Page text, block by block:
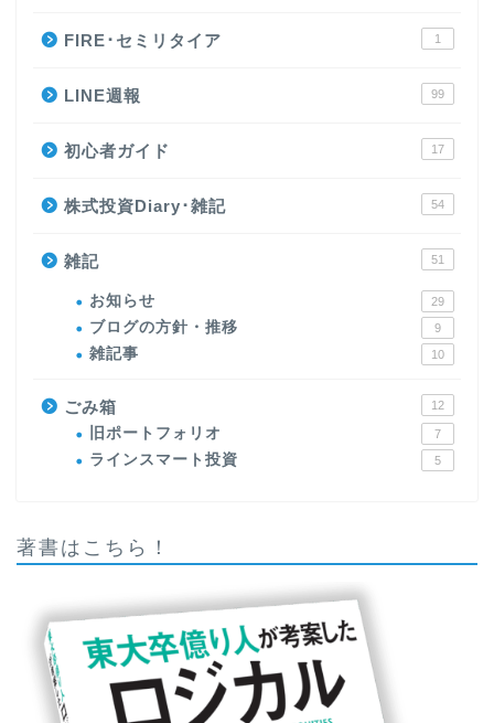
FIRE･セミリタイア 1
LINE週報 99
初心者ガイド 17
株式投資Diary･雑記 54
雑記 51
お知らせ 29
ブログの方針・推移 9
雑記事 10
ごみ箱 12
旧ポートフォリオ 7
ラインスマート投資 5
著書はこちら！